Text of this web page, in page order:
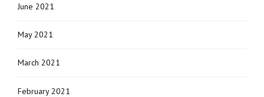
June 2021
May 2021
March 2021
February 2021